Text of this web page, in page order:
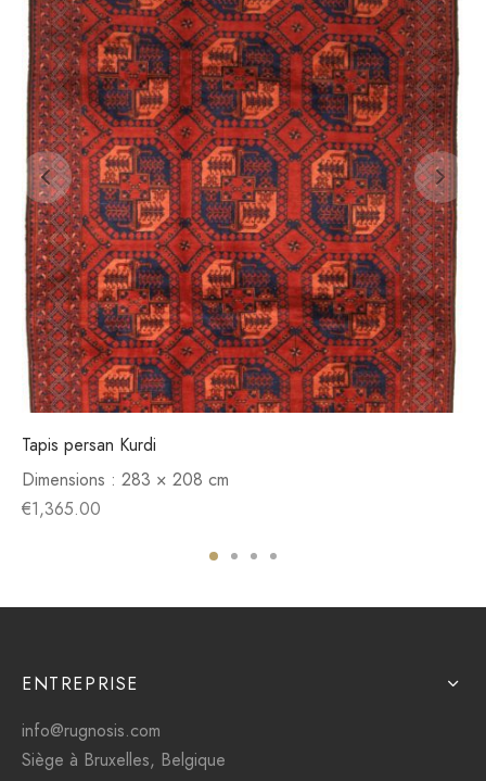
Tapis persan Kurdi
Dimensions : 283 × 208 cm
€1,365.00
ENTREPRISE
info@rugnosis.com
Siège à Bruxelles, Belgique